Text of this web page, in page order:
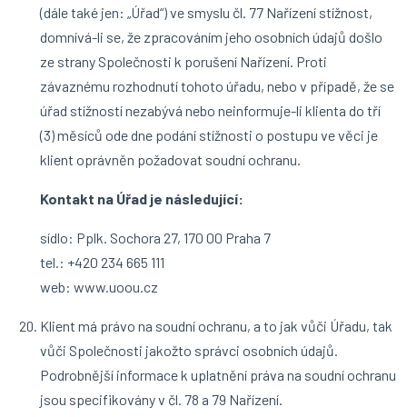
(dále také jen: „Úřad“) ve smyslu čl. 77 Nařízení stížnost,
domnívá-li se, že zpracováním jeho osobních údajů došlo
ze strany Společnosti k porušení Nařízení. Proti
závaznému rozhodnutí tohoto úřadu, nebo v případě, že se
úřad stížností nezabývá nebo neinformuje-li klienta do tří
(3) měsíců ode dne podání stížnosti o postupu ve věci je
klient oprávněn požadovat soudní ochranu.
Kontakt na Úřad je následující:
sídlo: Pplk. Sochora 27, 170 00 Praha 7
tel.: +420 234 665 111
web: www.uoou.cz
Klient má právo na soudní ochranu, a to jak vůči Úřadu, tak
vůči Společnosti jakožto správci osobních údajů.
Podrobnější informace k uplatnění práva na soudní ochranu
jsou specifikovány v čl. 78 a 79 Nařízení.